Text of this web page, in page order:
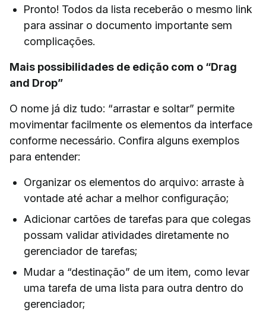
Pronto! Todos da lista receberão o mesmo link
para assinar o documento importante sem
complicações.
Mais possibilidades de edição com o “Drag
and Drop”
O nome já diz tudo: “arrastar e soltar” permite
movimentar facilmente os elementos da interface
conforme necessário. Confira alguns exemplos
para entender:
Organizar os elementos do arquivo: arraste à
vontade até achar a melhor configuração;
Adicionar cartões de tarefas para que colegas
possam validar atividades diretamente no
gerenciador de tarefas;
Mudar a “destinação” de um item, como levar
uma tarefa de uma lista para outra dentro do
gerenciador;